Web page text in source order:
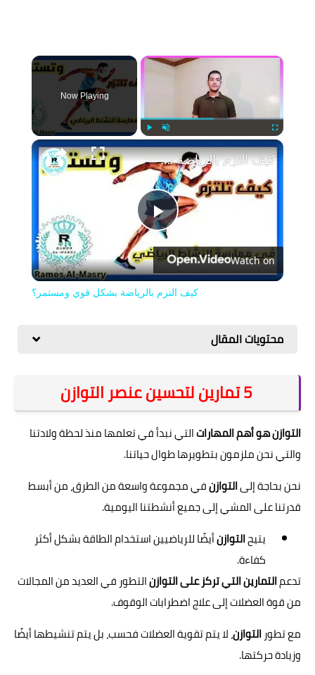
×
Play Unmute Fullscreen
Now Playing
Play
Video
كيف التزم بالرياضة بشكل قوي ومستمر؟
Watch on
كيف التزم بالرياضة بشكل قوي ومستمر؟
محتويات المقال
5 تمارين لتحسين عنصر التوازن
التوازن هو أهم المهاراتالتي نبدأ في تعلمها منذ لحظة ولادتنا
والتي نحن ملزمون بتطويرها طوال حياتنا.
نحن بحاجة إلىالتوازنفي مجموعة واسعة من الطرق، من أبسط
قدرتنا على المشي إلى جميع أنشطتنا اليومية.
يتيحالتوازنأيضًا للرياضيين استخدام الطاقة بشكل أكثر
كفاءة.
تدعمالتمارين التي تركز على التوازنالتطور في العديد من المجالات
من قوة العضلات إلى علاج اضطرابات الوقوف.
مع تطورالتوازن، لا يتم تقوية العضلات فحسب، بل يتم تنشيطها أيضًا
وزيادة حركتها.